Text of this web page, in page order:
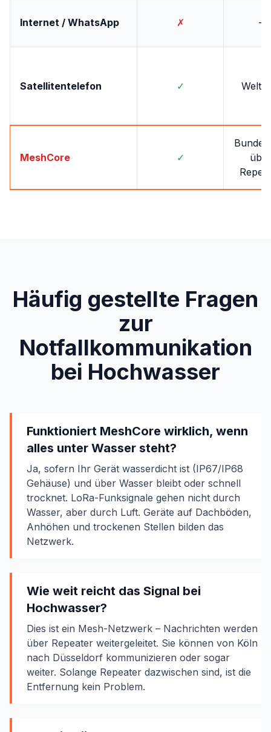
Internet / WhatsApp ✗ -
Satellitentelefon ✓
MeshCore ✓
über
Häufig gestellte Fragen
zur
Notfallkommunikation
bei Hochwasser
Funktioniert MeshCore wirklich, wenn
alles unter Wasser steht?
Ja, sofern Ihr Gerät wasserdicht ist (IP67/IP68
Gehäuse) und über Wasser bleibt oder schnell
trocknet. LoRa-Funksignale gehen nicht durch
Wasser, aber durch Luft. Geräte auf Dachböden,
Anhöhen und trockenen Stellen bilden das
Netzwerk.
Wie weit reicht das Signal bei
Hochwasser?
Dies ist ein Mesh-Netzwerk – Nachrichten werden
über Repeater weitergeleitet. Sie können von Köln
nach Düsseldorf kommunizieren oder sogar
weiter. Solange Repeater dazwischen sind, ist die
Entfernung kein Problem.